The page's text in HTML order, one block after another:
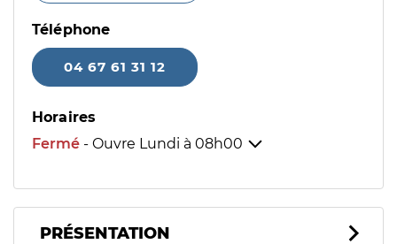
Téléphone
04 67 61 31 12
Horaires
Fermé - Ouvre Lundi à 08h00
PRÉSENTATION